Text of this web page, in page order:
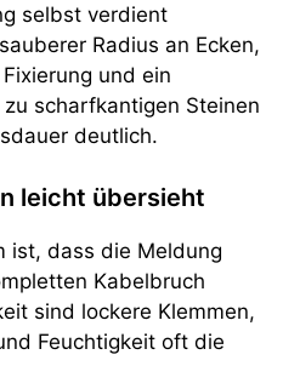
selbst verdient
Radius an Ecken,
und ein
scharfkantigen Steinen
deutlich.
leicht übersieht
ist, dass die Meldung
Kabelbruch
sind lockere Klemmen,
Feuchtigkeit oft die